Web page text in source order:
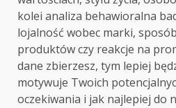
kolei analiza behawioralna
lojalność wobec marki,
produktów czy reakcje na
dane zbierzesz, tym lepiej
motywuje Twoich
oczekiwania i jak najlepiej do